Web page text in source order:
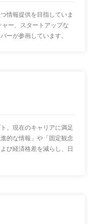
情報提供を目指していま
ー、スタートアップな
ーが参画しています。
。現在のキャリアに満足
的な情報」や「固定観念
び経済格差を減らし、日